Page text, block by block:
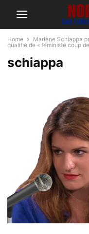
Home
Marlène Schiappa
qualifie de « féministe coup
schiappa